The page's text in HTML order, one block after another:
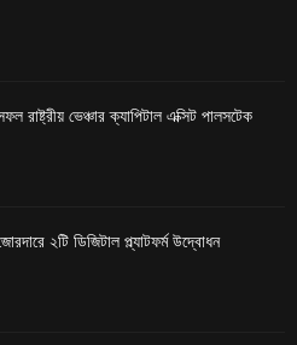
রাষ্ট্রীয় ভেঞ্চার ক্যাপিটাল এক্সিট পালসটেক
২টি ডিজিটাল প্ল্যাটফর্ম উদ্বোধন